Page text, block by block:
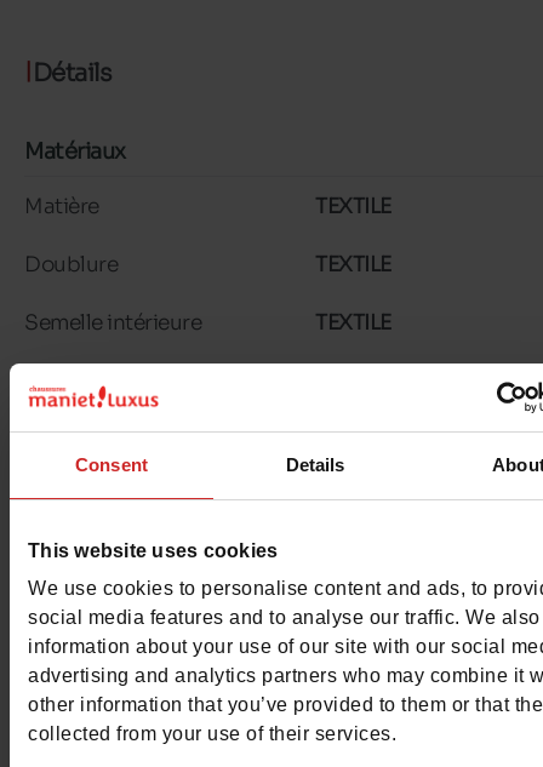
Consent Details
This website uses cookies
We use cookies to personalise content and ads, to
social media features and to analyse our traffic. We
information about your use of our site with our social
advertising and analytics partners who may combine it
other information that you’ve provided to them or that
collected from your use of their services.
Détails
Matériaux
Matière TEXTILE
Doublure TEXTILE
Semelle intérieure TEXTILE
Semelle extérieure
Caractéristiques
Conseil largeur
Waterproof Non
Eco-score
Chrome Sans